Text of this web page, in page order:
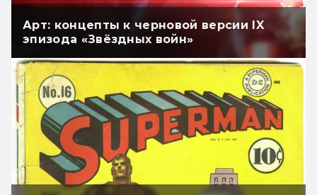
Арт: концепты к черновой версии IX
эпизода «Звёздных войн»